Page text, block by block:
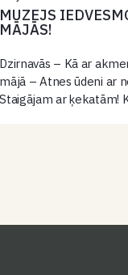
MUZEJS
MĀJĀS!
Dzirnavās – Kā ar
mājā – Atnes ūdeni ar
Staigājam ar ķekatām!